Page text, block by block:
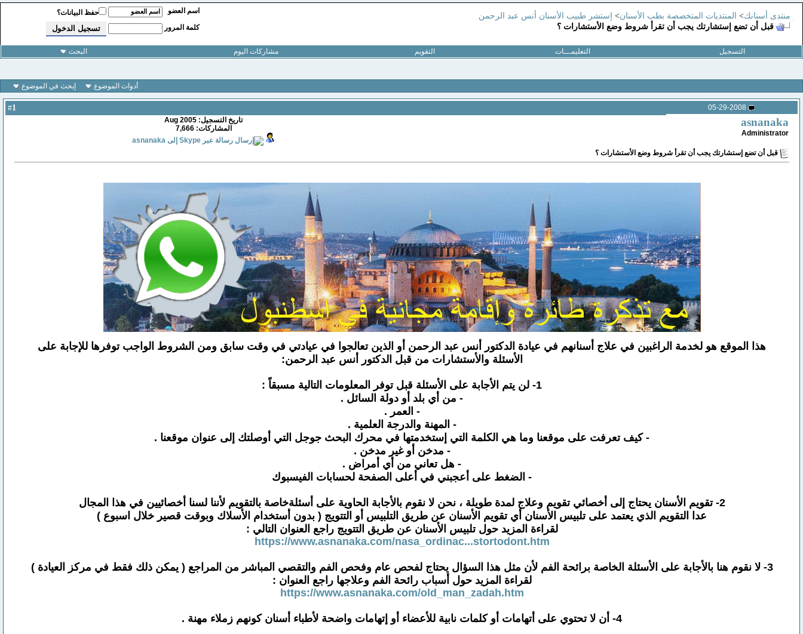
منتدى أسنانك> المنتديات المتخصصة بطب الأسنان> إستشر طبيب الأسنان أنس عبد الرحمن
قبل أن تضع إستشارتك يجب أن تقرأ شروط وضع الأستشارات ؟
اسم العضو
حفظ البيانات؟
كلمة المرور
التسجيل التعليمـــات التقويم مشاركات اليوم البحث
أدوات الموضوع إبحث في الموضوع
05-29-2008
1
asnanaka
Administrator
تاريخ التسجيل: Aug 2005
المشاركات: 7,666
قبل أن تضع إستشارتك يجب أن تقرأ شروط وضع الأستشارات ؟
هذا الموقع هو لخدمة الراغبين في علاج أسنانهم في عيادة الدكتور أنس عبد الرحمن أو الذين تعالجوا في عيادتي في وقت سابق ومن الشروط الواجب توفرها للإجابة على
الأسئلة والأستشارات من قبل الدكتور أنس عبد الرحمن:
1- لن يتم الأجابة على الأسئلة قبل توفر المعلومات التالية مسبقاً :
- من أي بلد أو دولة السائل .
- العمر .
- المهنة والدرجة العلمية .
- كيف تعرفت على موقعنا وما هي الكلمة التي إستخدمتها في محرك البحث جوجل التي أوصلتك إلى عنوان موقعنا .
- مدخن أو غير مدخن .
- هل تعاني من أي أمراض .
- الضغط على أعجبني في أعلى الصفحة لحسابات الفيسبوك
2- تقويم الأسنان يحتاج إلى أخصائي تقويم وعلاج لمدة طويلة ، نحن لا نقوم بالأجابة الحاوية على أسئلةخاصة بالتقويم لأننا لسنا أخصائيين في هذا المجال
عدا التقويم الذي يعتمد على تلبيس الأسنان أي تقويم الأسنان عن طريق التلبيس أو التتويج ( بدون أستخدام الأسلاك وبوقت قصير خلال اسبوع )
لقراءة المزيد حول تلبيس الأسنان عن طريق التتويج راجع العنوان التالي :
https://www.asnanaka.com/nasa_ordinac...stortodont.htm
3- لا نقوم هنا بالأجابة على الأسئلة الخاصة برائحة الفم لأن مثل هذا السؤال يحتاج لفحص عام وفحص الفم والتقصي المباشر من المراجع ( يمكن ذلك فقط في مركز العيادة )
لقراءة المزيد حول أسباب رائحة الفم وعلاجها راجع العنوان :
https://www.asnanaka.com/old_man_zadah.htm
4- أن لا تحتوي على أتهامات أو كلمات نابية للأعضاء أو إتهامات واضحة لأطباء أسنان كونهم زملاء مهنة .